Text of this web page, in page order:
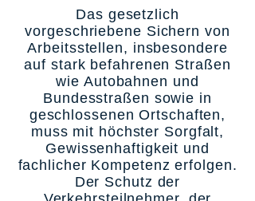
Das gesetzlich
vorgeschriebene Sichern von
Arbeitsstellen, insbesondere
auf stark befahrenen Straßen
wie Autobahnen und
Bundesstraßen sowie in
geschlossenen Ortschaften,
muss mit höchster Sorgfalt,
Gewissenhaftigkeit und
fachlicher Kompetenz erfolgen.
Der Schutz der